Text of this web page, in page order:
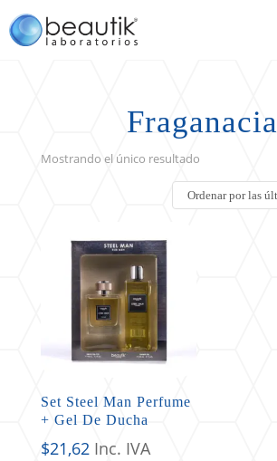
Fraganacia
Mostrando el único resultado
Set Steel Man Perfume
+ Gel De Ducha
$21,62 Inc. IVA